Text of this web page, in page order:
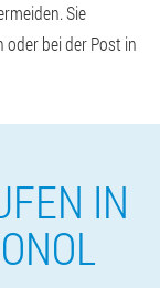
Sie
bei der Post in
IN